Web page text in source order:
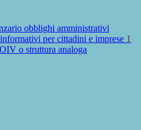
obblighi amministrativi
per cittadini e imprese 1
o struttura analoga